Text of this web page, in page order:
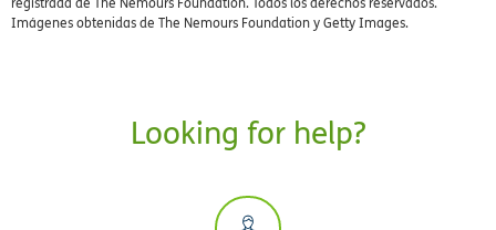
registrada de The Nemours Foundation. Todos los derechos reservados.
Imágenes obtenidas de The Nemours Foundation y Getty Images.
Looking for help?